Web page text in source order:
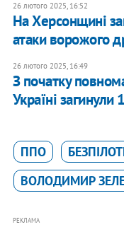
26 лютого 2025, 16:52
На Херсонщині
атаки ворожого
26 лютого 2025, 16:49
З початку
Україні
ППО
ВОЛОДИМИР
РЕКЛАМА